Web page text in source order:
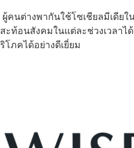
คนต่างพากันใช้โซเชียลมีเดีย
ท้อนสังคมในแต่ละช่วงเวลา
ภคได้อย่างดีเยี่ยม